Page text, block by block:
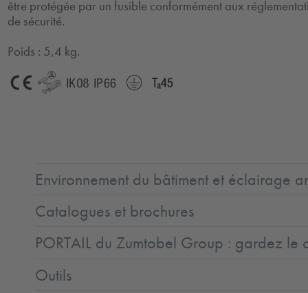
être protégée par un fusible conformément aux
de sécurité.
Poids : 5,4 kg.
Environnement du bâtiment et éclairage
Catalogues et brochures
PORTAIL du Zumtobel Group : gardez le
Outils